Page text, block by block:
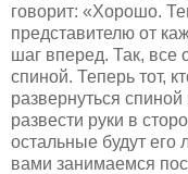
говорит: «Хорошо.
представителю от
шаг вперед. Так, все
спиной. Теперь тот,
развернуться спиной
развести руки в
остальные будут его
вами занимаемся